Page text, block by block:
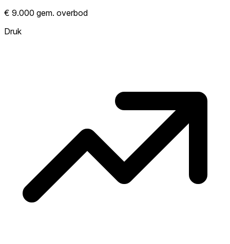
Laat zien hoe competitief de markt hier is.
Hoe meer woningen boven vraagprijs
verkopen, hoe heter. Heet? Verwacht
€ 9.000 gem. overbod
Druk